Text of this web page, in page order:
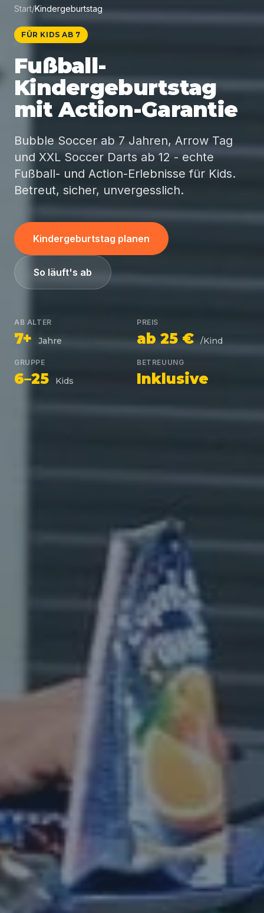
Start/Kindergeburtstag
FÜR KIDS AB 7
Fußball-
Kindergeburtstag
mit Action-Garantie
Bubble Soccer ab 7 Jahren, Arrow Tag
und XXL Soccer Darts ab 12 - echte
Fußball- und Action-Erlebnisse für Kids.
Betreut, sicher, unvergesslich.
Kindergeburtstag planen
So läuft's ab
AB ALTER
7+ Jahre
PREIS
ab 25 € /Kind
GRUPPE
6–25 Kids
BETREUUNG
Inklusive